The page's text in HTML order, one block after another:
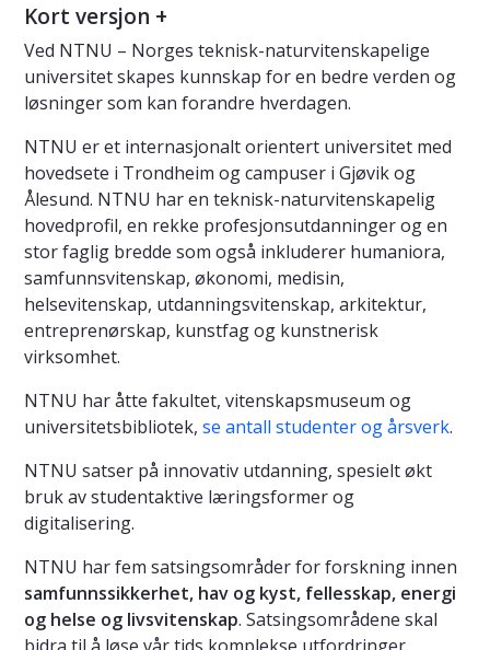
Kort versjon +
Ved NTNU – Norges teknisk-naturvitenskapelige
universitet skapes kunnskap for en bedre verden og
løsninger som kan forandre hverdagen.
NTNU er et internasjonalt orientert universitet med
hovedsete i Trondheim og campuser i Gjøvik og
Ålesund. NTNU har en teknisk-naturvitenskapelig
hovedprofil, en rekke profesjonsutdanninger og en
stor faglig bredde som også inkluderer humaniora,
samfunnsvitenskap, økonomi, medisin,
helsevitenskap, utdanningsvitenskap, arkitektur,
entreprenørskap, kunstfag og kunstnerisk
virksomhet.
NTNU har åtte fakultet, vitenskapsmuseum og
universitetsbibliotek, se antall studenter og årsverk.
NTNU satser på innovativ utdanning, spesielt økt
bruk av studentaktive læringsformer og
digitalisering.
NTNU har fem satsingsområder for forskning innen
samfunnssikkerhet, hav og kyst, fellesskap, energi
og helse og livsvitenskap. Satsingsområdene skal
bidra til å løse vår tids komplekse utfordringer.